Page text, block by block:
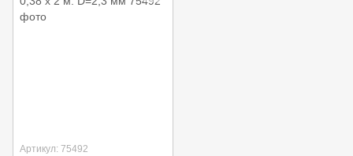
Артикул: 75492